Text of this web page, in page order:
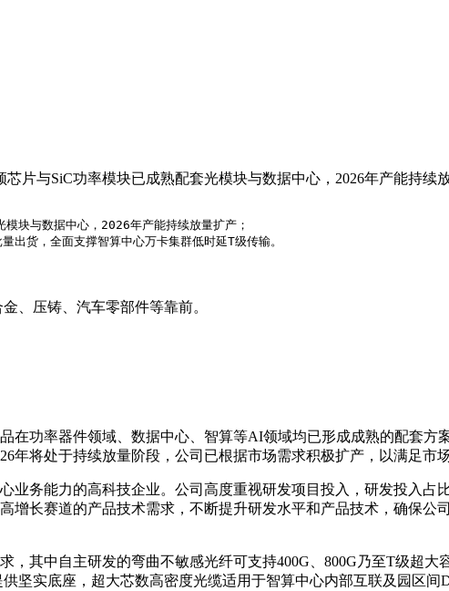
片与SiC功率模块已成熟配套光模块与数据中心，2026年产能持续
块与数据中心，2026年产能持续放量扩产；
货，全面支撑智算中心万卡集群低时延T级传输。
、压铸、汽车零部件等靠前。
在功率器件领域、数据中心、智算等AI领域均已形成成熟的配套方
将处于持续放量阶段，公司已根据市场需求积极扩产，以满足市
务能力的高科技企业。公司高度重视研发项目投入，研发投入占
长赛道的产品技术需求，不断提升研发水平和产品技术，确保公
其中自主研发的弯曲不敏感光纤可支持400G、800G乃至T级超大
坚实底座，超大芯数高密度光缆适用于智算中心内部互联及园区